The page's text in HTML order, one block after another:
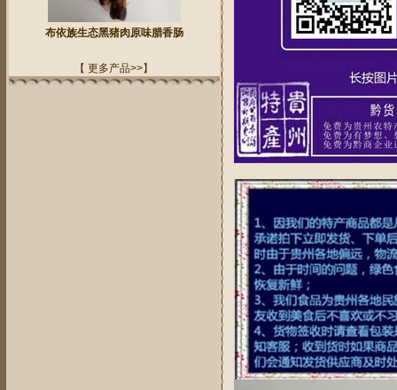
布依族生态黑猪肉原味腊香肠
【 更多产品>>】